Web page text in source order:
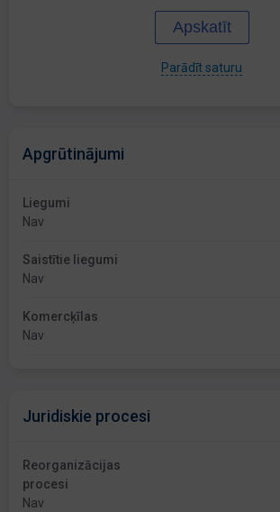
Apskatīt
Parādīt saturu
Apgrūtinājumi
Liegumi
Nav
Saistītie liegumi
Nav
Komercķīlas
Nav
Juridiskie procesi
Reorganizācijas
procesi
Nav